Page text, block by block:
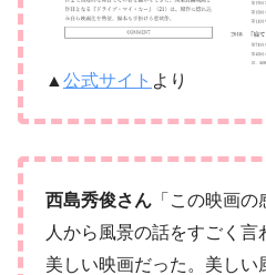
▲ 公式サイト より
西島秀俊さん 「この映画
人から風景の話をすごく言
美しい映画だった。美しい